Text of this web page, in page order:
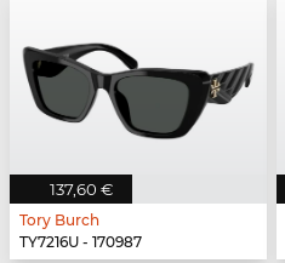
137,60 €
Tory Burch
TY7216U - 170987